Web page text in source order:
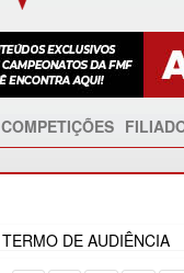
COMPETIÇÕES
TERMO DE AUDIÊNCIA